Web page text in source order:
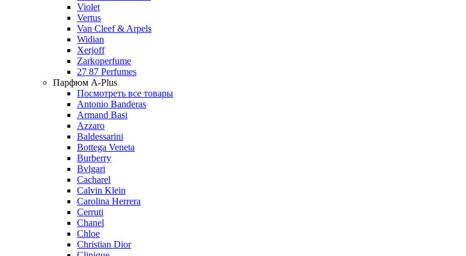
Violet
Vertus
Van Cleef & Arpels
Widian
Xerjoff
Zarkoperfume
27 87 Perfumes
Парфюм A-Plus
Посмотреть все товары
Antonio Banderas
Armand Basi
Azzaro
Baldessarini
Bottega Veneta
Burberry
Bvlgari
Cacharel
Calvin Klein
Carolina Herrera
Cerruti
Chanel
Chloe
Christian Dior